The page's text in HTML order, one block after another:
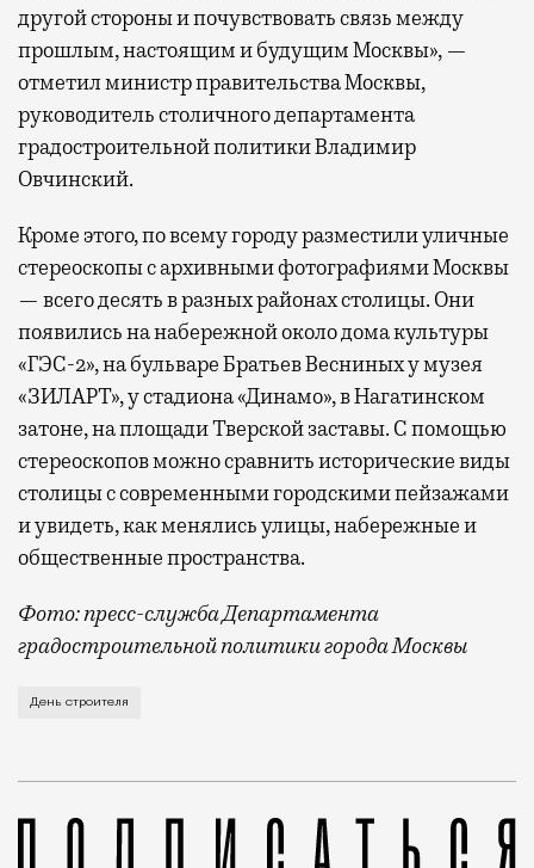
другой стороны и почувствовать связь между
прошлым, настоящим и будущим Москвы», —
отметил министр правительства Москвы,
руководитель столичного департамента
градостроительной политики Владимир
Овчинский.
Кроме этого, по всему городу разместили уличные
стереоскопы с архивными фотографиями Москвы
— всего десять в разных районах столицы. Они
появились на набережной около дома культуры
«ГЭС-2», на бульваре Братьев Весниных у музея
«ЗИЛАРТ», у стадиона «Динамо», в Нагатинском
затоне, на площади Тверской заставы. С помощью
стереоскопов можно сравнить исторические виды
столицы с современными городскими пейзажами
и увидеть, как менялись улицы, набережные и
общественные пространства.
Фото: пресс-служба Департамента
градостроительной политики города Москвы
В этом году профессиональный праздник День
День строителя